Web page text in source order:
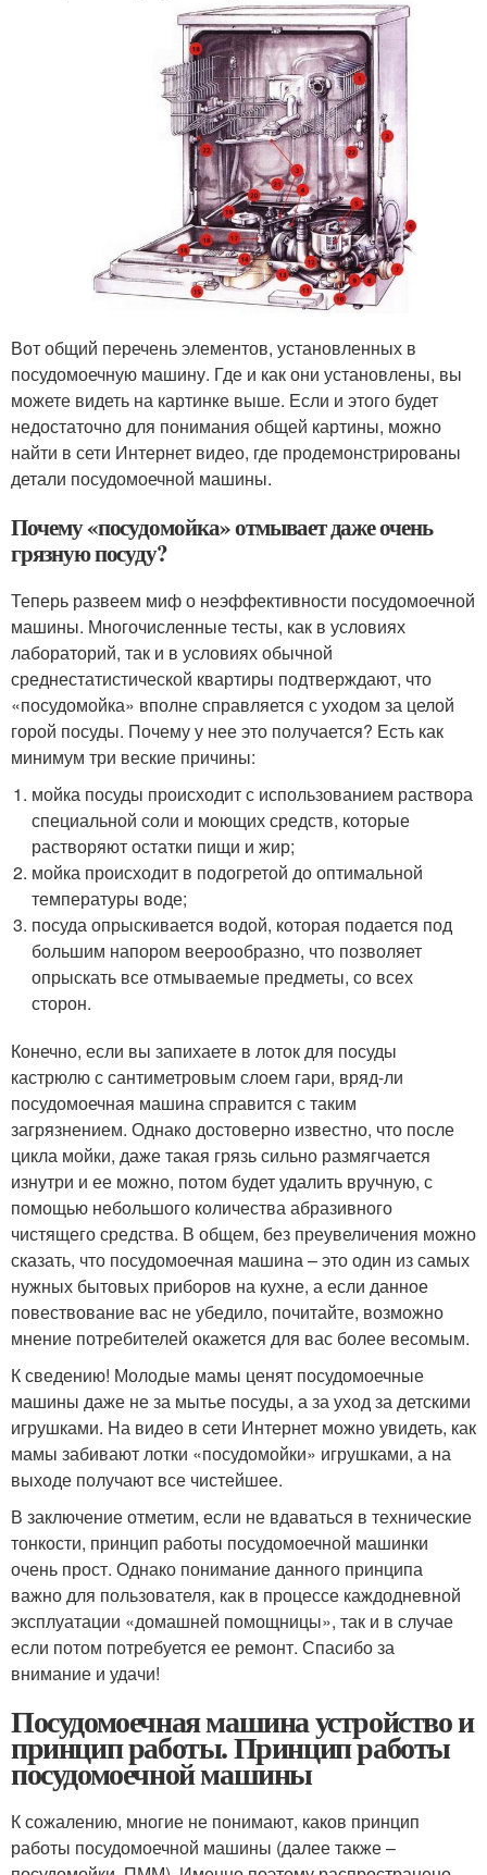
Вот общий перечень элементов, установленных в
посудомоечную машину. Где и как они установлены, вы
можете видеть на картинке выше. Если и этого будет
недостаточно для понимания общей картины, можно
найти в сети Интернет видео, где продемонстрированы
детали посудомоечной машины.
Почему «посудомойка» отмывает даже очень
грязную посуду?
Теперь развеем миф о неэффективности посудомоечной
машины. Многочисленные тесты, как в условиях
лабораторий, так и в условиях обычной
среднестатистической квартиры подтверждают, что
«посудомойка» вполне справляется с уходом за целой
горой посуды. Почему у нее это получается? Есть как
минимум три веские причины:
мойка посуды происходит с использованием раствора
специальной соли и моющих средств, которые
растворяют остатки пищи и жир;
мойка происходит в подогретой до оптимальной
температуры воде;
посуда опрыскивается водой, которая подается под
большим напором веерообразно, что позволяет
опрыскать все отмываемые предметы, со всех
сторон.
Конечно, если вы запихаете в лоток для посуды
кастрюлю с сантиметровым слоем гари, вряд-ли
посудомоечная машина справится с таким
загрязнением. Однако достоверно известно, что после
цикла мойки, даже такая грязь сильно размягчается
изнутри и ее можно, потом будет удалить вручную, с
помощью небольшого количества абразивного
чистящего средства. В общем, без преувеличения можно
сказать, что посудомоечная машина – это один из самых
нужных бытовых приборов на кухне, а если данное
повествование вас не убедило, почитайте, возможно
мнение потребителей окажется для вас более весомым.
К сведению! Молодые мамы ценят посудомоечные
машины даже не за мытье посуды, а за уход за детскими
игрушками. На видео в сети Интернет можно увидеть, как
мамы забивают лотки «посудомойки» игрушками, а на
выходе получают все чистейшее.
В заключение отметим, если не вдаваться в технические
тонкости, принцип работы посудомоечной машинки
очень прост. Однако понимание данного принципа
важно для пользователя, как в процессе каждодневной
эксплуатации «домашней помощницы», так и в случае
если потом потребуется ее ремонт. Спасибо за
внимание и удачи!
Посудомоечная машина устройство и
принцип работы. Принцип работы
посудомоечной машины
К сожалению, многие не понимают, каков принцип
работы посудомоечной машины (далее также –